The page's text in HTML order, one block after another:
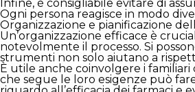
Infine, è consigliabile evitare di
Ogni persona reagisce in modo
Organizzazione e pianificazione
Un’organizzazione efficace è
notevolmente il processo. Si
strumenti non solo aiutano a
È utile anche coinvolgere i
che segue le loro esigenze può